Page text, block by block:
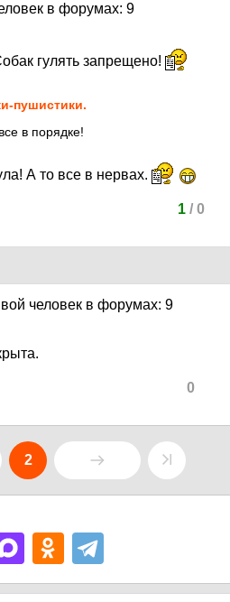
гулять запрещено!
пушистики.
в порядке!
А то все в нервах.
1/ 0
0
2